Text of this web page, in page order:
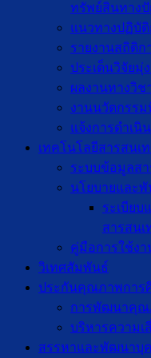
ทรัพย์สินทาง
แนวทางปฏิบั
รายงานสถิติก
ประเด็นวิจัยมุ่
ผลงานทางวิช
งานนวัตกรรม
แจ้งการดำเนิ
เทคโนโลยีสารสนเ
ระบบข้อมูลส
นโยบายและ
ระเบียบ
สารสนเ
คู่มือการใช้งา
วิเทศสัมพันธ์
ประกันคุณภาพการ
การพัฒนาคุณ
บริหารความเ
สรรหาและพัฒนาบุ